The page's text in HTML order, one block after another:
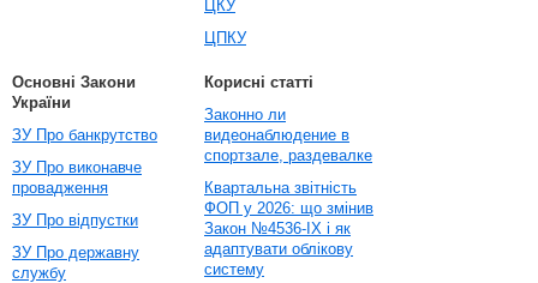
ЦКУ
ЦПКУ
Основні Закони
України
ЗУ Про банкрутство
ЗУ Про виконавче
провадження
ЗУ Про відпустки
ЗУ Про державну
службу
Корисні статті
Законно ли
видеонаблюдение в
спортзале, раздевалке
Квартальна звітність
ФОП у 2026: що змінив
Закон №4536-IX і як
адаптувати облікову
систему